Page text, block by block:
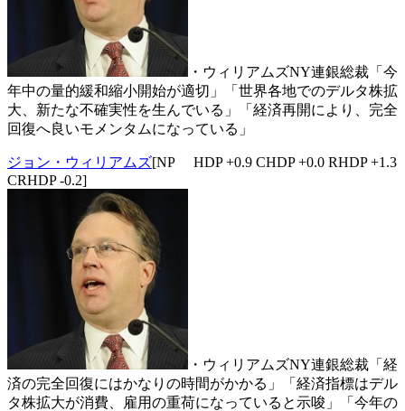
・ウィリアムズNY連銀総裁「今
年中の量的緩和縮小開始が適切」「世界各地でのデルタ株拡
大、新たな不確実性を生んでいる」「経済再開により、完全
回復へ良いモメンタムになっている」
ジョン・ウィリアムズ[NP HDP +0.9 CHDP +0.0 RHDP +1.3
CRHDP -0.2]
・ウィリアムズNY連銀総裁「経
済の完全回復にはかなりの時間がかかる」「経済指標はデル
タ株拡大が消費、雇用の重荷になっていると示唆」「今年の